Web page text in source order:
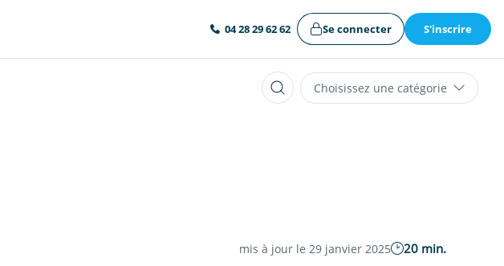
04 28 29 62 62 Se connecter S'inscrire
Choisissez une catégorie
mis à jour le 29 janvier 2025 20 min.